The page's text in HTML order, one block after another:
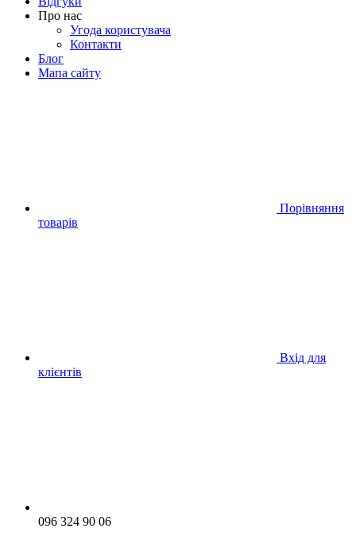
Про нас
Угода користувача
Контакти
Блог
Мапа сайту
Порівняння
товарів
Вхід для
клієнтів
096 324 90 06